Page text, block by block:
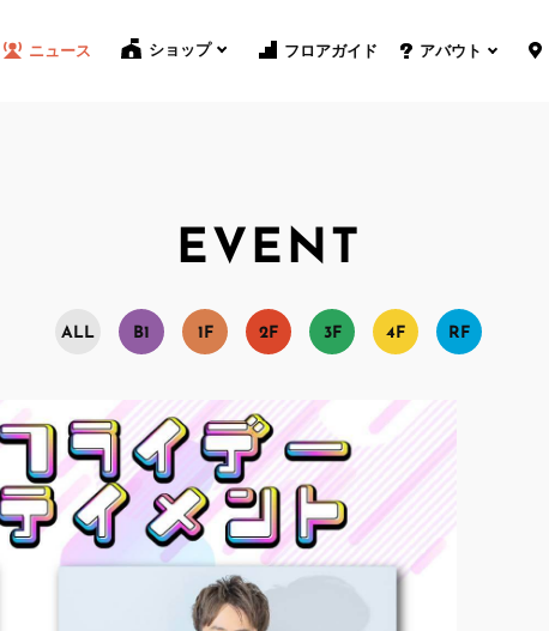
ニュース ショップ フロアガイド アバウト
EVENT
A L L B1 1 F 2 F 3F 4 F R F